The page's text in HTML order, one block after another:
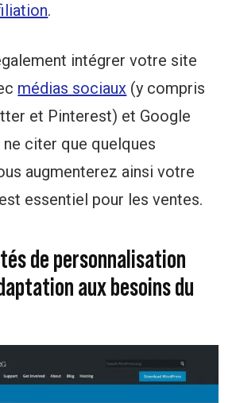
.
intégrer votre site
médias sociaux (y compris
et Pinterest) et Google
citer que quelques
augmenterez ainsi votre
essentiel pour les ventes.
de personnalisation
aux besoins du